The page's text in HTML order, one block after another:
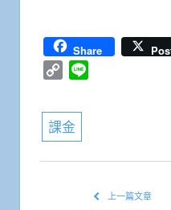
Share
Copy
課金
上一篇文章